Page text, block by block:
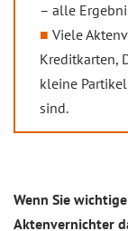
– alle
Viele
Kreditkarten,
kleine
sind.
Wenn Sie
Aktenvernichter